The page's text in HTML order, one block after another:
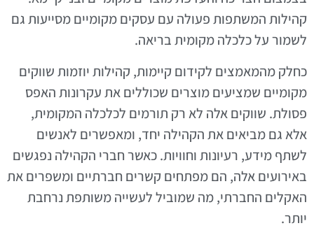
קהילות המשתפות פעולה עם עסקים מקומיים מסייעות גם
לשמור על כלכלה מקומית בריאה.
כחלק מהמאמצים לקידום קיימות, קהילות יוזמות שווקים
מקומיים שמציעים מוצרים שכוללים את עקרונות האפס
פסולת. שווקים אלה לא רק תורמים לכלכלה המקומית,
אלא גם מביאים את הקהילה יחד, ומאפשרים לאנשים
לשתף מידע, רעיונות וחוויות. כאשר חברי הקהילה נפגשים
באירועים אלה, הם מפתחים קשרים חברתיים ומשפרים את
האקלים החברתי, מה שמוביל לעשייה משותפת נרחבת
יותר.